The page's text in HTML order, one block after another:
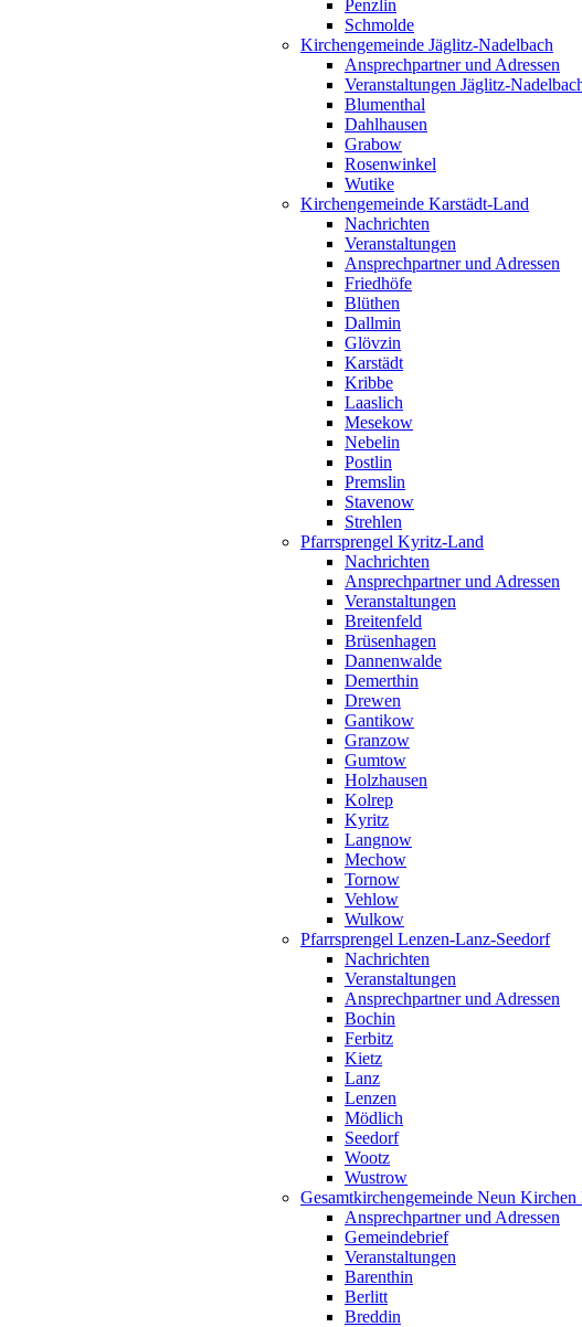
Penzlin
Schmolde
Kirchengemeinde Jäglitz-Nadelbach
Ansprechpartner und Adressen
Veranstaltungen Jäglitz-
Blumenthal
Dahlhausen
Grabow
Rosenwinkel
Wutike
Kirchengemeinde Karstädt-Land
Nachrichten
Veranstaltungen
Ansprechpartner und Adressen
Friedhöfe
Blüthen
Dallmin
Glövzin
Karstädt
Kribbe
Laaslich
Mesekow
Nebelin
Postlin
Premslin
Stavenow
Strehlen
Pfarrsprengel Kyritz-Land
Nachrichten
Ansprechpartner und Adressen
Veranstaltungen
Breitenfeld
Brüsenhagen
Dannenwalde
Demerthin
Drewen
Gantikow
Granzow
Gumtow
Holzhausen
Kolrep
Kyritz
Langnow
Mechow
Tornow
Vehlow
Wulkow
Pfarrsprengel Lenzen-Lanz-Seedorf
Nachrichten
Veranstaltungen
Ansprechpartner und Adressen
Bochin
Ferbitz
Kietz
Lanz
Lenzen
Mödlich
Seedorf
Wootz
Wustrow
Gesamtkirchengemeinde Neun
Ansprechpartner und Adressen
Gemeindebrief
Veranstaltungen
Barenthin
Berlitt
Breddin